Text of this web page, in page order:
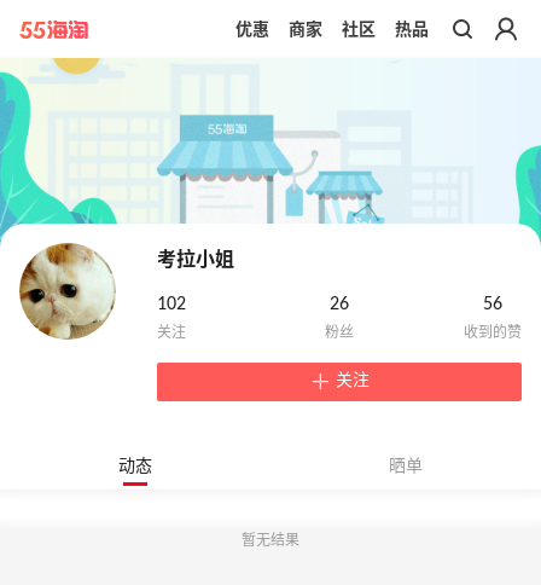
带你去官网买正品
优惠 商家 社区 热品
考拉小姐
102 26 56
关注
动态 晒单
暂无结果